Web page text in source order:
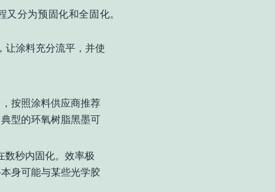
又分为预固化和全固化。
让涂料充分流平，并使
按照涂料供应商推荐
型的环氧树脂黑墨可
数秒内固化。效率极
身可能与某些光学胶